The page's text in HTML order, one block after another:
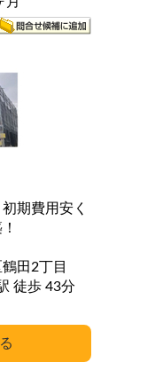
期費用安く
田2丁目
博多南線 博多南 駅 徒歩 43分